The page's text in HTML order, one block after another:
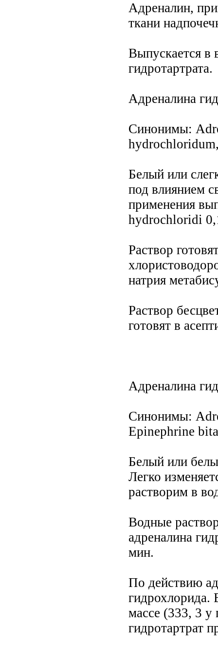
Адреналин,
ткани
Выпускается в
гидротартрата.
Адреналина
Синонимы:
Белый или
под влиянием
применения
hуdroсhloridi
Раствор
натрия
Раствор
готовят в
Адреналина
Синонимы:
Eрinephrine
Белый или
Легко
растворим в
Водные
адреналина
мин.
По действию
гидрохлорида.
массе (333, 3 у
гидротартрат